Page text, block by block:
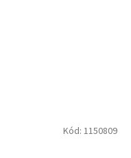
Kód: 1150809